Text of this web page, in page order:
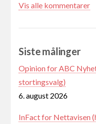
Vis alle kommentarer
Siste målinger
Opinion for ABC
stortingsvalg)
6. august 2026
InFact for Nettavisen